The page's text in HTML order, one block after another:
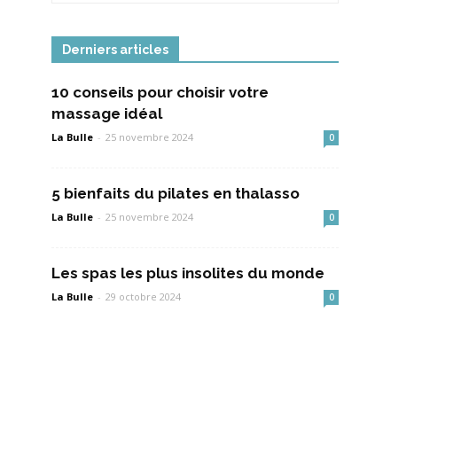
Derniers articles
10 conseils pour choisir votre
massage idéal
La Bulle - 25 novembre 2024 0
5 bienfaits du pilates en thalasso
La Bulle - 25 novembre 2024 0
Les spas les plus insolites du monde
La Bulle - 29 octobre 2024 0